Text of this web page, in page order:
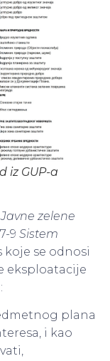
iz GUP-a
Javne zelene
9 Sistem
koje se odnosi
eksploatacije
plana
i kao